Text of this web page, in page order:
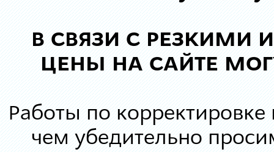
В СВЯЗИ С РЕЗКИМИ
ЦЕНЫ НА САЙТЕ
Работы по корректировке
чем убедительно